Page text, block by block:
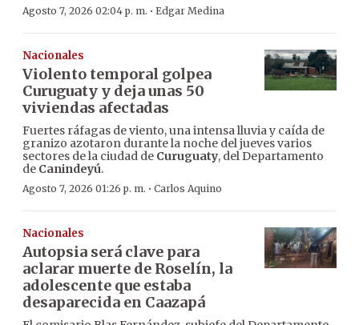
Agosto 7, 2026 02:04 p. m. · Edgar Medina
Nacionales
Violento temporal golpea
Curuguaty y deja unas 50
viviendas afectadas
Fuertes ráfagas de viento, una intensa lluvia y caída de
granizo azotaron durante la noche del jueves varios
sectores de la ciudad de Curuguaty, del Departamento
de Canindeyú.
Agosto 7, 2026 01:26 p. m. · Carlos Aquino
Nacionales
Autopsia será clave para
aclarar muerte de Roselín, la
adolescente que estaba
desaparecida en Caazapá